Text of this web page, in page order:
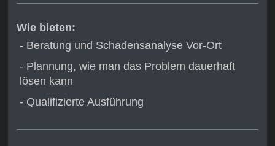
Wie bieten:
- Beratung und Schadensanalyse Vor-Ort
- Plannung, wie man das Problem dauerhaft
lösen kann
- Qualifizierte Ausführung